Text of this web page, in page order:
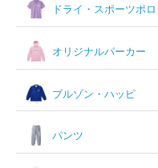
ドライ・スポーツポ
オリジナルパーカー
ブルゾン・ハッピ
パンツ